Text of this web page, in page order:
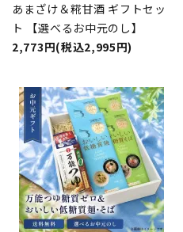
あまざけ＆糀甘酒 ギフトセッ
ト 【選べるお中元のし】
2,773円(税込2,995円)